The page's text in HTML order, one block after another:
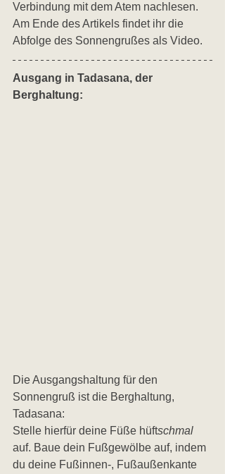
Verbindung mit dem Atem nachlesen.
Am Ende des Artikels findet ihr die
Abfolge des Sonnengrußes als Video.
Ausgang in Tadasana, der
Berghaltung:
Die Ausgangshaltung für den
Sonnengruß ist die Berghaltung,
Tadasana:
Stelle hierfür deine Füße hüftschmal
auf. Baue dein Fußgewölbe auf, indem
du deine Fußinnen-, Fußaußenkante